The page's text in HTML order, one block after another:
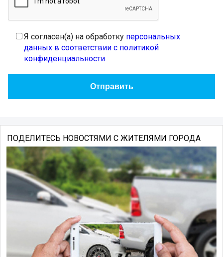
Я согласен(а) на обработку персональных
данных в соответствии с политикой
конфиденциальности
ПОДЕЛИТЕСЬ НОВОСТЯМИ С ЖИТЕЛЯМИ ГОРОДА